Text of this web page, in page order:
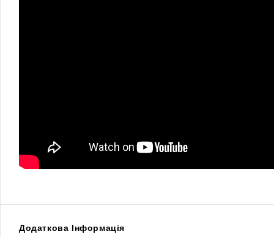
Додаткова Інформація